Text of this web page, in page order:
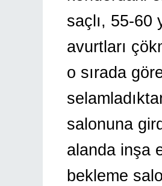
saçlı, 55-60
avurtları
o sırada
salonuna
alanda inşa
bekleme